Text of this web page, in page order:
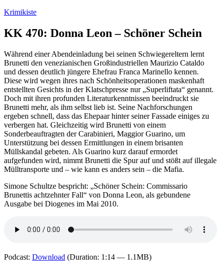
Zum
springen
Krimikiste
KK 470: Donna Leon – Schöner Schein
Während einer Abendeinladung bei seinen Schwiegereltern lernt
Brunetti den venezianischen Großindustriellen Maurizio Cataldo
und dessen deutlich jüngere Ehefrau Franca Marinello kennen.
Diese wird wegen ihres nach Schönheitsoperationen maskenhaft
entstellten Gesichts in der Klatschpresse nur „Superliftata“ genannt.
Doch mit ihren profunden Literaturkenntnissen beeindruckt sie
Brunetti mehr, als ihm selbst lieb ist. Seine Nachforschungen
ergeben schnell, dass das Ehepaar hinter seiner Fassade einiges zu
verbergen hat. Gleichzeitig wird Brunetti von einem
Sonderbeauftragten der Carabinieri, Maggior Guarino, um
Unterstützung bei dessen Ermittlungen in einem brisanten
Müllskandal gebeten. Als Guarino kurz darauf ermordet
aufgefunden wird, nimmt Brunetti die Spur auf und stößt auf illegale
Mülltransporte und – wie kann es anders sein – die Mafia.
Simone Schultze bespricht: „Schöner Schein: Commissario
Brunettis achtzehnter Fall“ von Donna Leon, als gebundene
Ausgabe bei Diogenes im Mai 2010.
Podcast: Download (Duration: 1:14 — 1.1MB)